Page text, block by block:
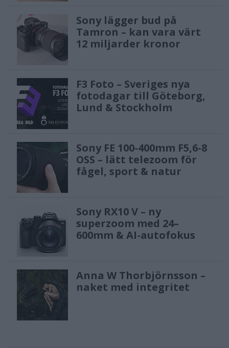
Sony lägger bud på
Tamron – kan vara värt
12 miljarder kronor
F3 Foto – Sveriges nya
fotodagar till Göteborg,
Lund & Stockholm
Sony FE 100-400mm F5,6-8
OSS – lätt telezoom för
fågel, sport & natur
Sony RX10 V – ny
superzoom med 24–
600mm & AI-autofokus
Anna W Thorbjörnsson –
naket med integritet